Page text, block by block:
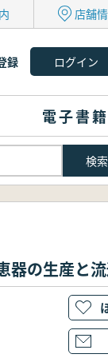
店舗
録
電子書籍
の生産と